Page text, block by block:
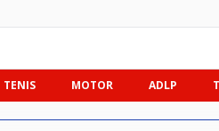
TENIS MOTOR ADLP